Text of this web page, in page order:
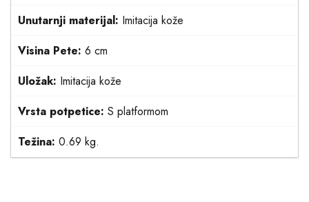
Unutarnji materijal: Imitacija kože
Visina Pete: 6 cm
Uložak: Imitacija kože
Vrsta potpetice: S platformom
Težina: 0.69 kg.